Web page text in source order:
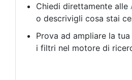
Albergo
Laboratorio Artigianale
Negozio/locale commerciale
Agriturismo
Magazzini
Chiedi direttamente alle
o descrivigli cosa stai
Prova ad ampliare la
i filtri nel motore di